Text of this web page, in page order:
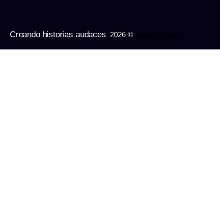
Creando historias audaces 2026 ©